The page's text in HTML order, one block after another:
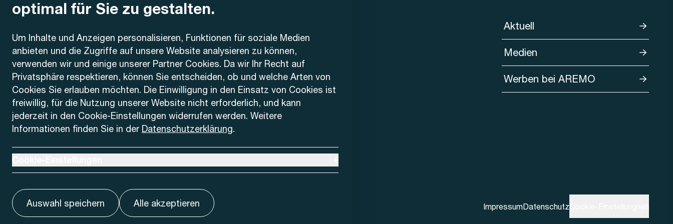
optimal für Sie zu gestalten.
Um Inhalte und Anzeigen personalisieren, Funktionen für soziale Medien
anbieten und die Zugriffe auf unsere Website analysieren zu können,
verwenden wir und einige unserer Partner Cookies. Da wir Ihr Recht auf
Privatsphäre respektieren, können Sie entscheiden, ob und welche Arten von
Cookies Sie erlauben möchten. Die Einwilligung in den Einsatz von Cookies ist
freiwillig, für die Nutzung unserer Website nicht erforderlich, und kann
jederzeit in den Cookie-Einstellungen widerrufen werden. Weitere
Informationen finden Sie in der Datenschutzerklärung.
Auswahl speichern Alle akzeptieren
AREMO
Busbetrieb Solothurn Grenchen und Umgebung AG
Dornacherstrasse 48
4500 Solothurn
Telefon
+41 32 622 37 22
Kontaktformular
Aktuell
Medien
Werben bei AREMO
ImpressumDatenschutz